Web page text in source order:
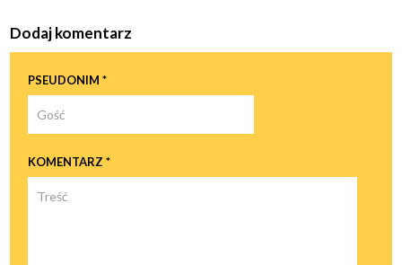
Dodaj komentarz
PSEUDONIM *
KOMENTARZ *